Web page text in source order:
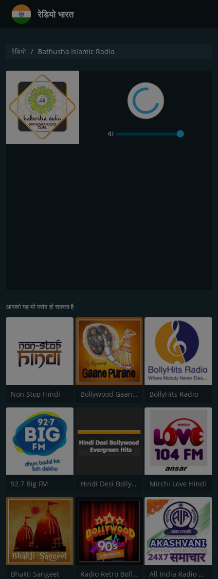
रेडियो भारत
रेडियो Bathusha Islamic Radio
आपको यह भी पसंद हो सकता है
Non Stop Hindi Bollywood Gaane Purane BollyHits Radio
92.7 Big FM Hindi Desi Bollywood Evergreen Hits Mirchi Love Hindi
Bhakti Sangeet Radio Retro Bollywood 90s All India Radio News